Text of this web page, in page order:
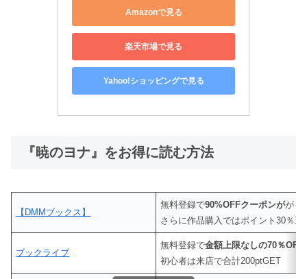
Amazonで見る
楽天市場で見る
Yahoo!ショッピングで見る
『暁のヨナ』をお得に読む方法
【DMMブックス】
無料登録で90%OFFクーポンががも
さらに作品購入ではポイント30％還
ブックライブ
無料登録で金額上限なしの70％
初心者は来店で合計200ptGET